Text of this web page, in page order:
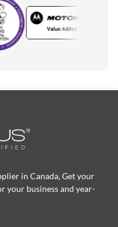
Motorola
in Canada, Get your
your business and year-